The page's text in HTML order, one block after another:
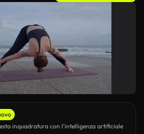
inquadratura con l’intelligenza artificiale